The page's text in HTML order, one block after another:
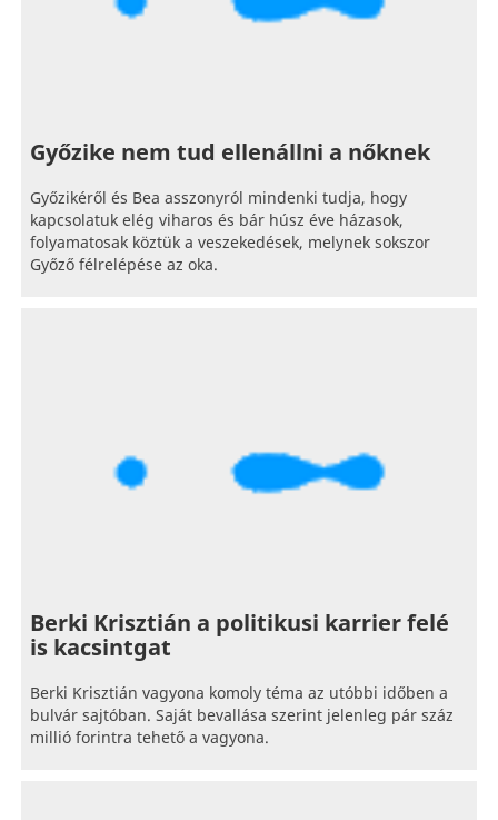
Győzike nem tud ellenállni a nőknek
Győzikéről és Bea asszonyról mindenki tudja, hogy
kapcsolatuk elég viharos és bár húsz éve házasok,
folyamatosak köztük a veszekedések, melynek sokszor
Győző félrelépése az oka.
Berki Krisztián a politikusi karrier felé
is kacsintgat
Berki Krisztián vagyona komoly téma az utóbbi időben a
bulvár sajtóban. Saját bevallása szerint jelenleg pár száz
millió forintra tehető a vagyona.